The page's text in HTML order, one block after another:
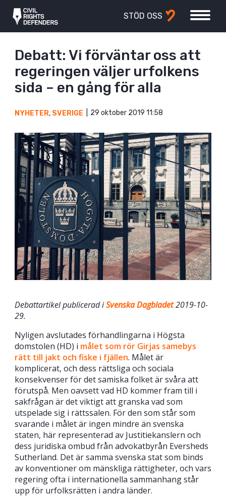
STÖD OSS
Debatt: Vi förväntar oss att
regeringen väljer urfolkens
sida – en gång för alla
NYHETER, SVERIGE 29 oktober 2019 11:58
Debattartikel publicerad iSvenska Dagbladet2019-10-
29.
Nyligen avslutades förhandlingarna i Högsta
domstolen (HD) i målet som rör Girjas samebys
rätt till jakt och fiske i fjällen. Målet är
komplicerat, och dess rättsliga och sociala
konsekvenser för det samiska folket är svåra att
förutspå. Men oavsett vad HD kommer fram till i
sakfrågan är det viktigt att granska vad som
utspelade sig i rättssalen. För den som står som
svarande i målet är ingen mindre än svenska
staten, här representerad av Justitiekanslern och
dess juridiska ombud från advokatbyrån Eversheds
Sutherland. Det är samma svenska stat som binds
av konventioner om mänskliga rättigheter, och vars
regering ofta i internationella sammanhang står
upp för urfolksrätten i andra länder.